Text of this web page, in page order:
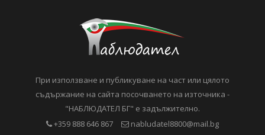
При използване и публикуване на част или цялото
съдържание на сайта посочването на източника -
"НАБЛЮДАТЕЛ БГ" е задължително.
+359 888 646 867
nabludatel8800@mail.bg